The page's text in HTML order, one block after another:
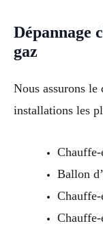
Dépannage
gaz
Nous assurons le
installations les
Ballon
Chauffe-